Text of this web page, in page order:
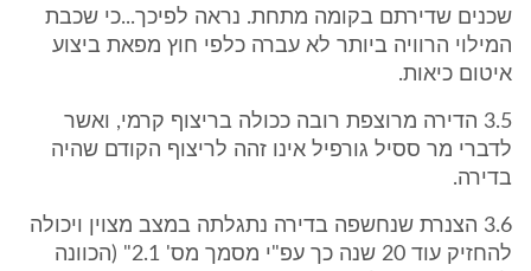
שכנים שדירתם בקומה מתחת. נראה לפיכך...כי שכבת
המילוי הרוויה ביותר לא עברה כלפי חוץ מפאת ביצוע
איטום כיאות.
3.5 הדירה מרוצפת רובה ככולה בריצוף קרמי, ואשר
לדברי מר ססיל גורפיל אינו זהה לריצוף הקודם שהיה
בדירה.
3.6 הצנרת שנחשפה בדירה נתגלתה במצב מצוין ויכולה
להחזיק עוד 20 שנה כך עפ"י מסמך מס' 2.1" (הכוונה